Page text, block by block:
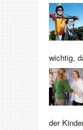
wichtig,
der